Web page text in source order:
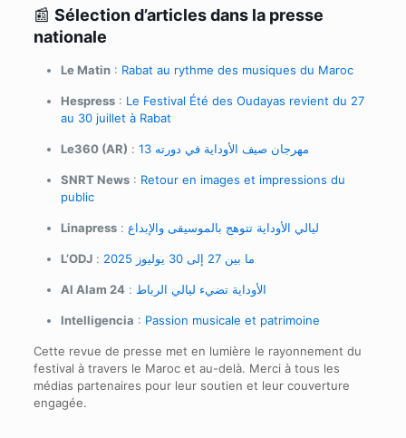
📰 Sélection d’articles dans la presse
nationale
Le Matin: Rabat au rythme des musiques du Maroc
Hespress: Le Festival Été des Oudayas revient du 27
au 30 juillet à Rabat
Le360 (AR) : مهرجان صيف الأوداية في دورته 13
SNRT News: Retour en images et impressions du
public
Linapress: ليالي الأوداية تتوهج بالموسيقى والإبداع
L’ODJ: ما بين 27 إلى 30 يوليوز 2025
Al Alam 24: الأوداية تضيء ليالي الرباط
Intelligencia : Passion musicale et patrimoine
Cette revue de presse met en lumière le rayonnement du
festival à travers le Maroc et au-delà. Merci à tous les
médias partenaires pour leur soutien et leur couverture
engagée.